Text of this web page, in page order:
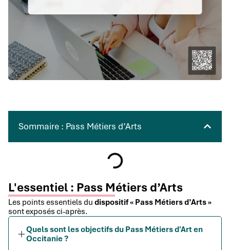
Sommaire : Pass Métiers d’Arts
L'essentiel : Pass Métiers d’Arts
Les points essentiels du dispositif « Pass Métiers d’Arts »
sont exposés ci-après.
Quels sont les objectifs du Pass Métiers d'Art en
Occitanie ?